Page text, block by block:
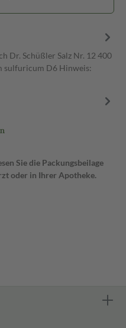
Dr. Schüßler Salz Nr. 12 400
sulfuricum D6 Hinweis:
Sie die Packungsbeilage
oder in Ihrer Apotheke.